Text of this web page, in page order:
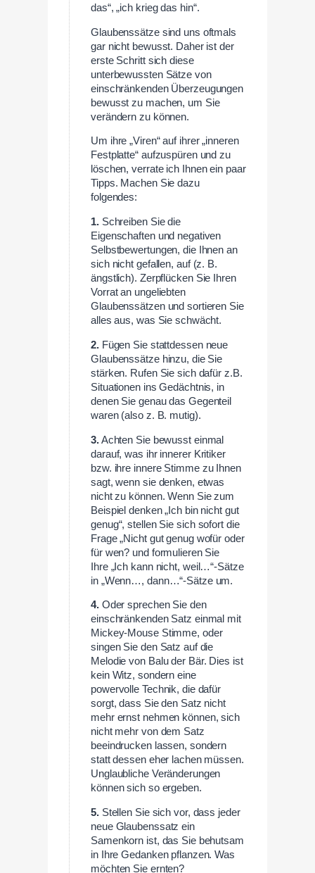
das“, „ich krieg das hin“.
Glaubenssätze sind uns oftmals
gar nicht bewusst. Daher ist der
erste Schritt sich diese
unterbewussten Sätze von
einschränkenden Überzeugungen
bewusst zu machen, um Sie
verändern zu können.
Um ihre „Viren“ auf ihrer „inneren
Festplatte“ aufzuspüren und zu
löschen, verrate ich Ihnen ein paar
Tipps. Machen Sie dazu
folgendes:
1.Schreiben Sie die
Eigenschaften und negativen
Selbstbewertungen, die Ihnen an
sich nicht gefallen, auf (z. B.
ängstlich). Zerpflücken Sie Ihren
Vorrat an ungeliebten
Glaubenssätzen und sortieren Sie
alles aus, was Sie schwächt.
2.Fügen Sie stattdessen neue
Glaubenssätze hinzu, die Sie
stärken. Rufen Sie sich dafür z.B.
Situationen ins Gedächtnis, in
denen Sie genau das Gegenteil
waren (also z. B. mutig).
3.Achten Sie bewusst einmal
darauf, was ihr innerer Kritiker
bzw. ihre innere Stimme zu Ihnen
sagt, wenn sie denken, etwas
nicht zu können. Wenn Sie zum
Beispiel denken „Ich bin nicht gut
genug“, stellen Sie sich sofort die
Frage „Nicht gut genug wofür oder
für wen? und formulieren Sie
Ihre „Ich kann nicht, weil…“-Sätze
in „Wenn…, dann…“-Sätze um.
4.Oder sprechen Sie den
einschränkenden Satz einmal mit
Mickey-Mouse Stimme, oder
singen Sie den Satz auf die
Melodie von Balu der Bär. Dies ist
kein Witz, sondern eine
powervolle Technik, die dafür
sorgt, dass Sie den Satz nicht
mehr ernst nehmen können, sich
nicht mehr von dem Satz
beeindrucken lassen, sondern
statt dessen eher lachen müssen.
Unglaubliche Veränderungen
können sich so ergeben.
5.Stellen Sie sich vor, dass jeder
neue Glaubenssatz ein
Samenkorn ist, das Sie behutsam
in Ihre Gedanken pflanzen. Was
möchten Sie ernten?